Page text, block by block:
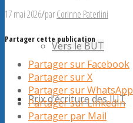
Vers le BUT
Prix d’écriture des IUT
17 mai 2026/parCorinne Paterlini
Partager cette publication
Partager sur Facebook
Partager sur X
Partager sur WhatsApp
Partager sur LinkedIn
Partager par Mail